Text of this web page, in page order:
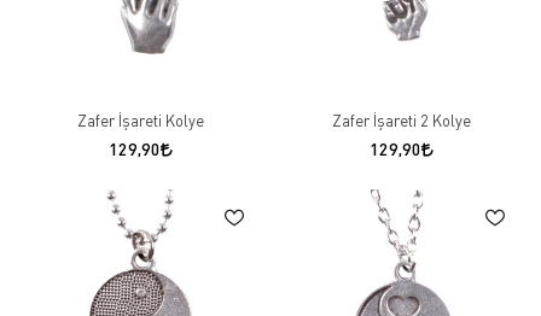
Zafer İşareti Kolye
129,90
Zafer İşareti 2 Kolye
129,90